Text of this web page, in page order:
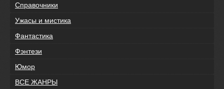
Справочники
Ужасы и мистика
Фантастика
Фэнтези
Юмор
ВСЕ ЖАНРЫ